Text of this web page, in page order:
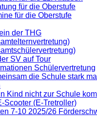
für die Oberstufe
für die Oberstufe
der THG
SV auf Tour
Schülervertretung
die Schule stark
Kind nicht zur Schule
Scooter (E-Tretroller)
7-10 2025/26